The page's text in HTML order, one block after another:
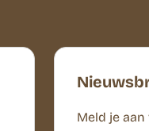
Meld je